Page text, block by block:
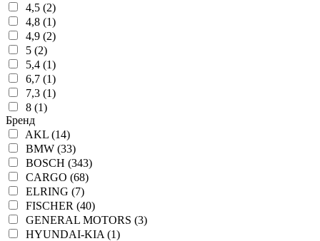
4,5 (2)
4,8 (1)
4,9 (2)
5 (2)
5,4 (1)
6,7 (1)
7,3 (1)
8 (1)
Бренд
AKL (14)
BMW (33)
BOSCH (343)
CARGO (68)
ELRING (7)
FISCHER (40)
GENERAL MOTORS (3)
HYUNDAI-KIA (1)